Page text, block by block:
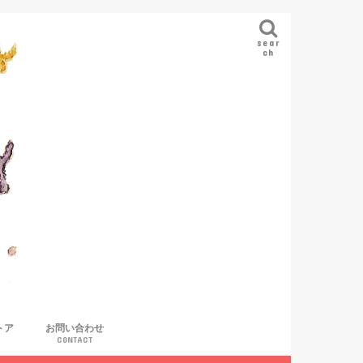
sear
ch
ア お問い合わせ
CONTACT